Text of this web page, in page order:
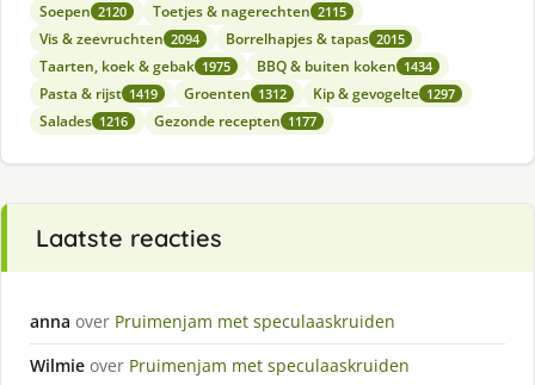
Soepen 2120 Toetjes & nagerechten 2115
Vis & zeevruchten 2094 Borrelhapjes & tapas 2015
Taarten, koek & gebak 1975 BBQ & buiten koken 1434
Pasta & rijst 1419 Groenten 1312 Kip & gevogelte 1297
Salades 1216 Gezonde recepten 1177
Laatste reacties
anna over Pruimenjam met speculaaskruiden
Wilmie over Pruimenjam met speculaaskruiden